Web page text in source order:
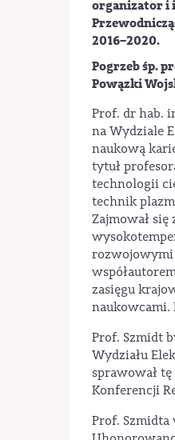
organizator i
2016–2020.
Pogrzeb śp.
Powązki
Prof. dr hab.
na Wydziale
naukową
tytuł
technologii
technik
Zajmował
rozwojowymi
zasięgu
naukowcami.
Prof. Szmidt
Wydziału
sprawował
Konferencji
Prof.